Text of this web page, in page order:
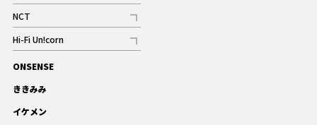
記事
NCT
記事
Hi-Fi Un!corn
記事
ギャラリー
ONSENSE
ききみみ
イケメン